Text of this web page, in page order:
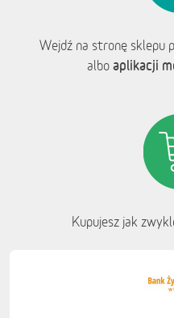
Wejdź na stronę sklepu
albo aplikacji
Kupujesz jak